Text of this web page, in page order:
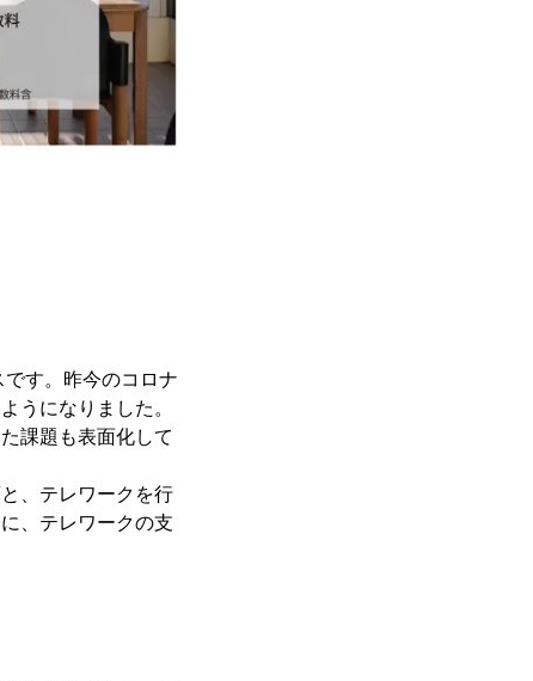
です。昨今のコロナ
うになりました。
課題も表面化して
、テレワークを行
、テレワークの支